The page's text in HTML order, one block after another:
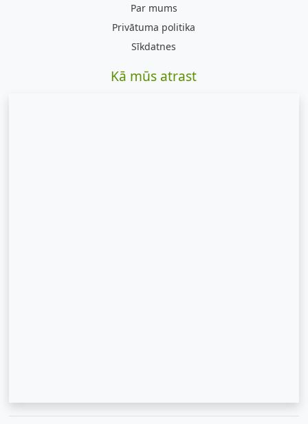
Par mums
Privātuma politika
Sīkdatnes
Kā mūs atrast